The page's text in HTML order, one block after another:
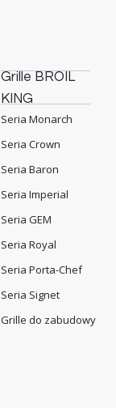
Grille BROIL
KING
Seria Monarch
Seria Crown
Seria Baron
Seria Imperial
Seria GEM
Seria Royal
Seria Porta-Chef
Seria Signet
Grille do zabudowy